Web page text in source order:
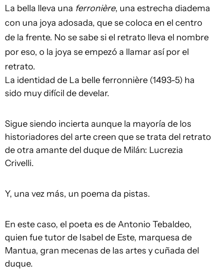
La bella lleva una ferronière, una estrecha diadema
con una joya adosada, que se coloca en el centro
de la frente. No se sabe si el retrato lleva el nombre
por eso, o la joya se empezó a llamar así por el
retrato.
La identidad de La belle ferronnière (1493-5) ha
sido muy difícil de develar.
Sigue siendo incierta aunque la mayoría de los
historiadores del arte creen que se trata del retrato
de otra amante del duque de Milán: Lucrezia
Crivelli.
Y, una vez más, un poema da pistas.
En este caso, el poeta es de Antonio Tebaldeo,
quien fue tutor de Isabel de Este, marquesa de
Mantua, gran mecenas de las artes y cuñada del
duque.